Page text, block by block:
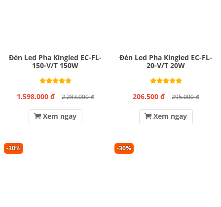
Đèn Led Pha Kingled EC-FL-
150-V/T 150W
1.598.000 đ 2.283.000 đ
Xem ngay
Đèn Led Pha Kingled EC-FL-
20-V/T 20W
206.500 đ 295.000 đ
Xem ngay
-30% -30%